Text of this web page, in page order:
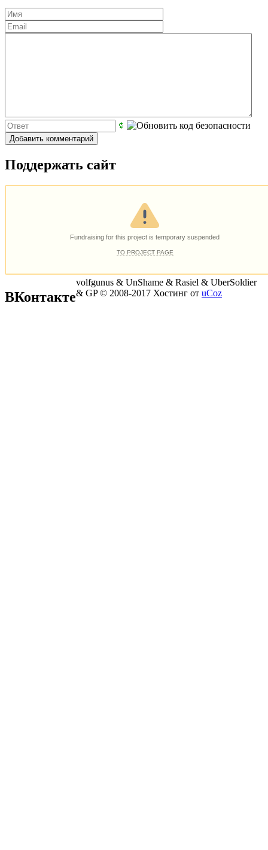
Поддержать сайт
ВКонтакте
volfgunus & UnShame & Rasiel & UberSoldier
& GP © 2008-2017 Хостинг от uCoz